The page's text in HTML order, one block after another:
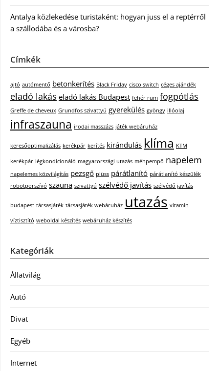
Antalya közlekedése turistaként: hogyan juss el a reptérről
a szállodába és a városba?
Címkék
ajtó autómentő betonkerítés Black Friday cisco switch céges ajándék
eladó lakás eladó lakás Budapest fehér rum fogpótlás
Greffe de cheveux Grundfos szivattyú gyerekülés gyöngy illóolaj
infraszauna irodai masszázs játék webáruház
keresőoptimalizálás kerékpár kerítés kirándulás klíma KTM
kerékpár légkondicionáló magyarországi utazás méhpempő napelem
napelemes közvilágítás pezsgő plüss párátlanító párátlanító készülék
robotporszívó szauna szivattyú szélvédő javítás szélvédő javítás
budapest társasjáték társasjáték webáruház utazás vitamin
víztisztító weboldal készítés webáruház készítés
Kategóriák
Állatvilág
Autó
Divat
Egyéb
Internet